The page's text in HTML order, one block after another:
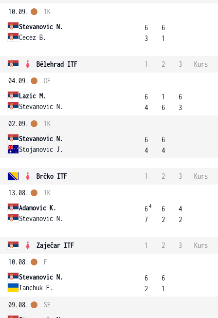
10.09.
Stevanovic N.
Cecez B.
1K
6
3
6
1
Bělehrad ITF 1 2 3
Kurs
04.09.
Lazic M.
Stevanovic N.
OF
6
4
1
6
6
3
02.09.
Stevanovic N.
Stojanovic J.
1K
6
4
6
4
Brčko ITF 1 2 3
Kurs
13.08.
Adamovic K.
Stevanovic N.
1K
64
7
6
2
4
2
Zaječar ITF 1 2 3
Kurs
10.08.
Stevanovic N.
Ianchuk E.
F
6
2
6
1
09.08.
SF